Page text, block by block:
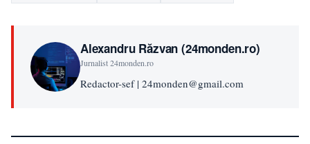
Alexandru Răzvan (24monden.ro)
Jurnalist 24monden.ro
Redactor-sef | 24monden@gmail.com